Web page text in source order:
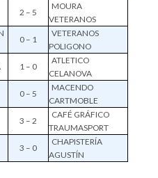
2 – 5
MOURA
VETERANOS
0 – 1
VETERANOS
POLIGONO
1 – 0
ATLETICO
CELANOVA
0 – 5
MACENDO
CARTMOBLE
3 – 2
CAFÉ GRÁFICO
TRAUMASPORT
3 – 0
CHAPISTERÍA
AGUSTÍN